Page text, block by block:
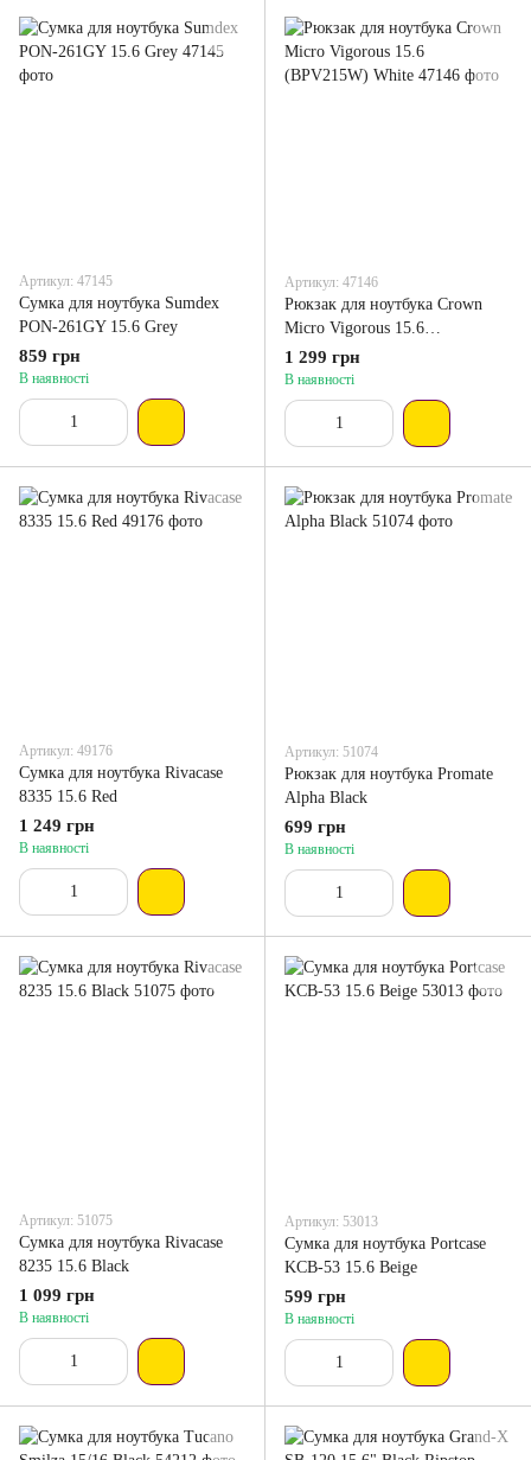
Артикул: 47145
Сумка для ноутбука Sumdex
PON-261GY 15.6 Grey
859 грн
В наявності
Артикул: 47146
Рюкзак для ноутбука Crown
Micro Vigorous 15.6
(BPV215W) White
1 299 грн
В наявності
Артикул: 49176
Сумка для ноутбука Rivacase
8335 15.6 Red
1 249 грн
В наявності
Артикул: 51074
Рюкзак для ноутбука Promate
Alpha Black
699 грн
В наявності
Артикул: 51075
Сумка для ноутбука Rivacase
8235 15.6 Black
1 099 грн
В наявності
Артикул: 53013
Сумка для ноутбука Portcase
KCB-53 15.6 Beige
599 грн
В наявності